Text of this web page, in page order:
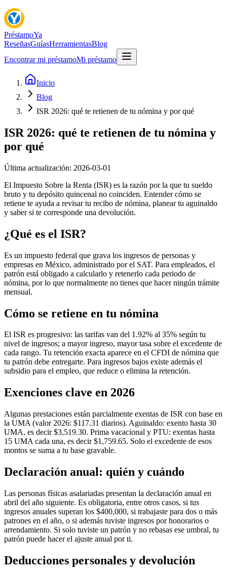
PréstamoYa
ReseñasGuíasHerramientasBlog
Encontrar mi préstamoMi préstamo
Inicio
Blog
ISR 2026: qué te retienen de tu nómina y por qué
ISR 2026: qué te retienen de tu nómina y
por qué
Última actualización: 2026-03-01
El Impuesto Sobre la Renta (ISR) es la razón por la que tu sueldo
bruto y tu depósito quincenal no coinciden. Entender cómo se
retiene te ayuda a revisar tu recibo de nómina, planear tu aguinaldo
y saber si te corresponde una devolución.
¿Qué es el ISR?
Es un impuesto federal que grava los ingresos de personas y
empresas en México, administrado por el SAT. Para empleados, el
patrón está obligado a calcularlo y retenerlo cada periodo de
nómina, por lo que normalmente no tienes que hacer ningún trámite
mensual.
Cómo se retiene en tu nómina
El ISR es progresivo: las tarifas van del 1.92% al 35% según tu
nivel de ingresos; a mayor ingreso, mayor tasa sobre el excedente de
cada rango. Tu retención exacta aparece en el CFDI de nómina que
tu patrón debe entregarte. Para ingresos bajos existe además el
subsidio para el empleo, que reduce o elimina la retención.
Exenciones clave en 2026
Algunas prestaciones están parcialmente exentas de ISR con base en
la UMA (valor 2026: $117.31 diarios). Aguinaldo: exento hasta 30
UMA, es decir $3,519.30. Prima vacacional y PTU: exentas hasta
15 UMA cada una, es decir $1,759.65. Solo el excedente de esos
montos se suma a tu base gravable.
Declaración anual: quién y cuándo
Las personas físicas asalariadas presentan la declaración anual en
abril del año siguiente. Es obligatoria, entre otros casos, si tus
ingresos anuales superan los $400,000, si trabajaste para dos o más
patrones en el año, o si además tuviste ingresos por honorarios o
arrendamiento. Si solo tuviste un patrón y no rebasas ese umbral, tu
patrón puede hacer el ajuste anual por ti.
Deducciones personales y devolución